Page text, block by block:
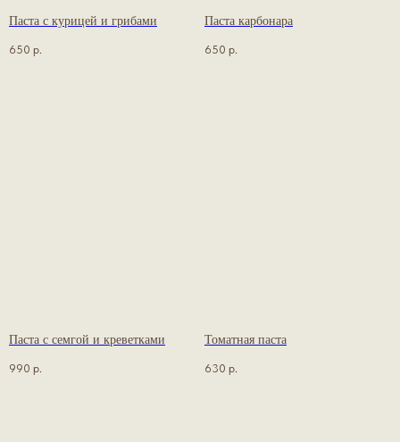
Паста с курицей и грибами
650 р.
Паста карбонара
650 р.
Паста с семгой и креветками
990 р.
Томатная паста
630 р.